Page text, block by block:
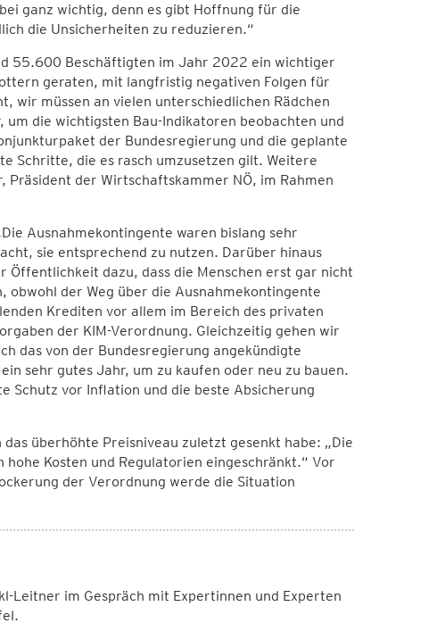
ganz wichtig, denn es gibt Hoffnung für die
die Unsicherheiten zu reduzieren.“
55.600 Beschäftigten im Jahr 2022 ein wichtiger
geraten, mit langfristig negativen Folgen für
wir müssen an vielen unterschiedlichen Rädchen
die wichtigsten Bau-Indikatoren beobachten und
der Bundesregierung und die geplante
Schritte, die es rasch umzusetzen gilt. Weitere
Präsident der Wirtschaftskammer NÖ, im Rahmen
Ausnahmekontingente waren bislang sehr
sie entsprechend zu nutzen. Darüber hinaus
dazu, dass die Menschen erst gar nicht
der Weg über die Ausnahmekontingente
Krediten vor allem im Bereich des privaten
der KIM-Verordnung. Gleichzeitig gehen wir
das von der Bundesregierung angekündigte
sehr gutes Jahr, um zu kaufen oder neu zu bauen.
Schutz vor Inflation und die beste Absicherung
überhöhte Preisniveau zuletzt gesenkt habe: „Die
Kosten und Regulatorien eingeschränkt.“ Vor
der Verordnung werde die Situation
Leitner im Gespräch mit Expertinnen und Experten